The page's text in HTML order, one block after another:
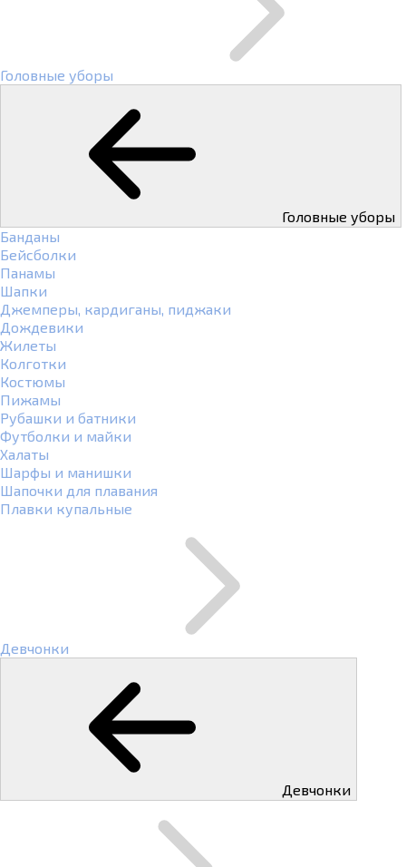
Головные уборы
Головные уборы
Банданы
Бейсболки
Панамы
Шапки
Джемперы, кардиганы, пиджаки
Дождевики
Жилеты
Колготки
Костюмы
Пижамы
Рубашки и батники
Футболки и майки
Халаты
Шарфы и манишки
Шапочки для плавания
Плавки купальные
Девчонки
Девчонки